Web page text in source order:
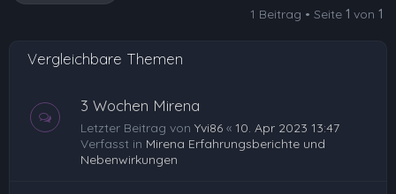
1 Beitrag • Seite 1 von 1
Vergleichbare Themen
3 Wochen Mirena
Letzter Beitrag von Yvi86 « 10. Apr 2023 13:47
Verfasst in Mirena Erfahrungsberichte und
Nebenwirkungen